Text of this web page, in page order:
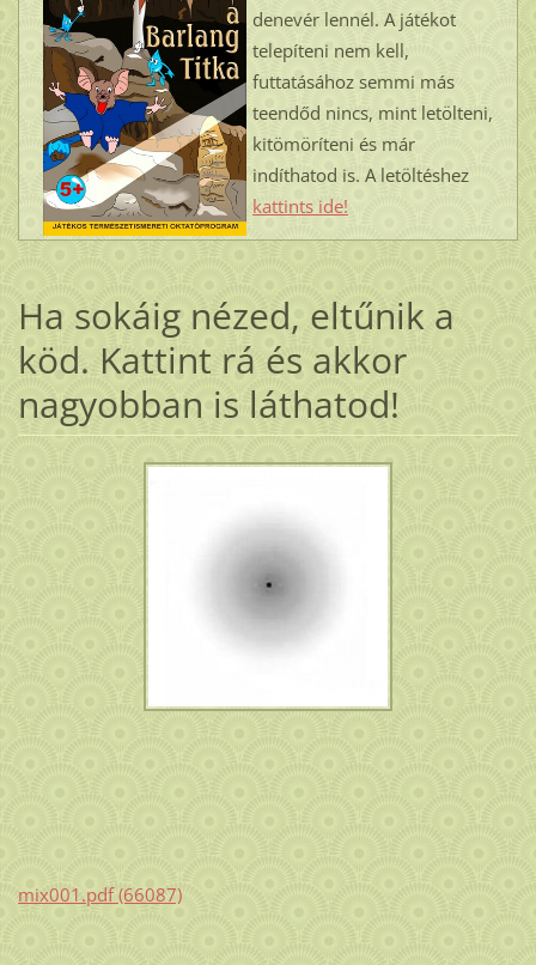
denevér lennél. A játékot
telepíteni nem kell,
futtatásához semmi más
teendőd nincs, mint letölteni,
kitömöríteni és már
indíthatod is. A letöltéshez
kattints ide!
Ha sokáig nézed, eltűnik a
köd. Kattint rá és akkor
nagyobban is láthatod!
mix001.pdf (66087)